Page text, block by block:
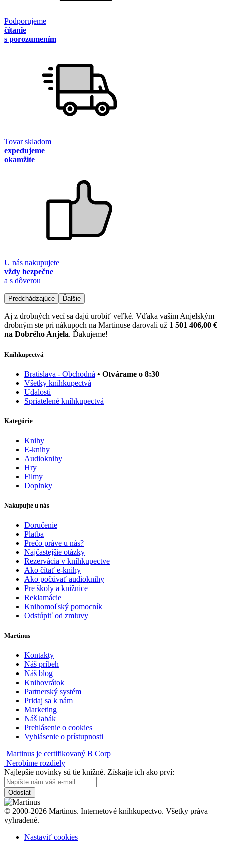
Podporujeme
čítanie
s porozumením
Tovar skladom
expedujeme
okamžite
U nás nakupujete
vždy bezpečne
a s dôverou
Predchádzajúce Ďalšie
Aj z drobných vecí sa dajú urobiť veľké. Vďaka vašim Anjelským
drobným ste pri nákupoch na Martinuse darovali už 1 501 406,00 €
na Dobrého Anjela. Ďakujeme!
Kníhkupectvá
Bratislava - Obchodná • Otvárame o 8:30
Všetky kníhkupectvá
Udalosti
Spriatelené kníhkupectvá
Kategórie
Knihy
E-knihy
Audioknihy
Hry
Filmy
Doplnky
Nakupujte u nás
Doručenie
Platba
Prečo práve u nás?
Najčastejšie otázky
Rezervácia v kníhkupectve
Ako čítať e-knihy
Ako počúvať audioknihy
Pre školy a knižnice
Reklamácie
Knihomoľský pomocník
Odstúpiť od zmluvy
Martinus
Kontakty
Náš príbeh
Náš blog
Knihovrátok
Partnerský systém
Pridaj sa k nám
Marketing
Náš labák
Prehlásenie o cookies
Vyhlásenie o prístupnosti
Martinus je certifikovaný B Corp
Nerobíme rozdiely
Najlepšie novinky sú tie knižné. Získajte ich ako prví:
Odoslať
© 2000-2026 Martinus. Internetové kníhkupectvo. Všetky práva
vyhradené.
Nastaviť cookies